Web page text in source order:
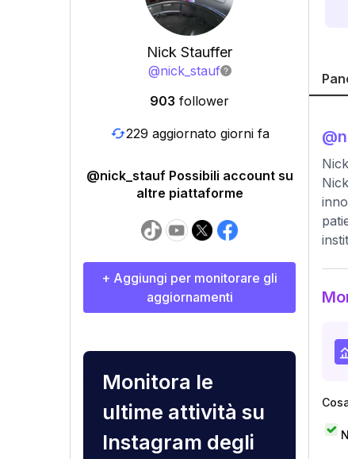
Nick Stauffer
@nick_stauf
903 follower
229 aggiornato giorni fa
@nick_stauf Possibili account su
altre piattaforme
+ Aggiungi per monitorare gli
aggiornamenti
Monitora le
ultime attività su
Instagram degli
@